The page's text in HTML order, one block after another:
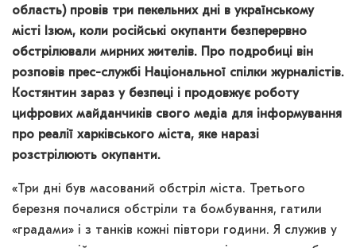
область) провів три пекельних дні в українському
місті Ізюм, коли російські окупанти безперервно
обстрілювали мирних жителів. Про подробиці він
розповів прес-службі Національної спілки журналістів.
Костянтин зараз у безпеці і продовжує роботу
цифрових майданчиків свого медіа для інформування
про реалії харківського міста, яке наразі
розстрілюють окупанти.
«Три дні був масований обстріл міста. Третього
березня почалися обстріли та бомбування, гатили
«градами» і з танків кожні півтори години. Я служив у